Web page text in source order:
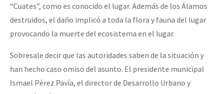
“Cuates”, como es conocido el lugar. Además de los Álamos
destruidos, el daño implicó a toda la flora y fauna del lugar
provocando la muerte del ecosistema en el lugar.
Sobresale decir que las autoridades saben de la situación y
han hecho caso omiso del asunto. El presidente municipal
Ismael Pérez Pavía, el director de Desarrollo Urbano y